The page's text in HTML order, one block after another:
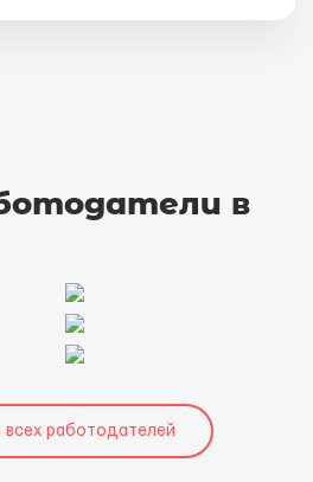
в
работодателей